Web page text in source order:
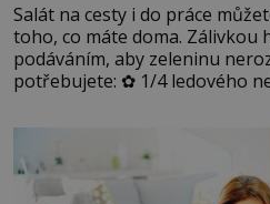
Salát na cesty i do práce
toho, co máte doma. Zálivkou
podáváním, aby zeleninu
potřebujete: ✿ 1/4 ledového
okurky ✿ 2 rajčata Zálivka: ✿
lžíci citronové šťávy ✿ ½